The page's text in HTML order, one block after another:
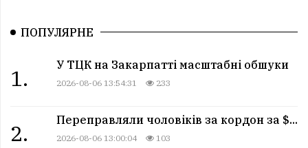
ПОПУЛЯРНЕ
1.
У ТЦК на Закарпатті масштабні обшуки
2026-08-06 13:54:31 233
2.
Переправляли чоловіків за кордон за $...
2026-08-06 13:00:04 103